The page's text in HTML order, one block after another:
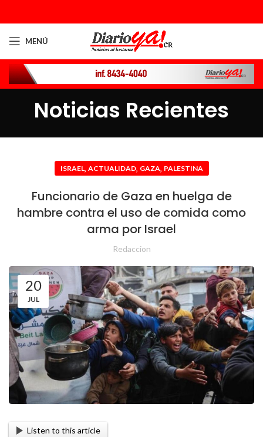
MENÚ
Noticias Recientes
ISRAEL, ACTUALIDAD, GAZA, PALESTINA
Funcionario de Gaza en huelga de
hambre contra el uso de comida como
arma por Israel
Redaccion
20
JUL
Listen to this article